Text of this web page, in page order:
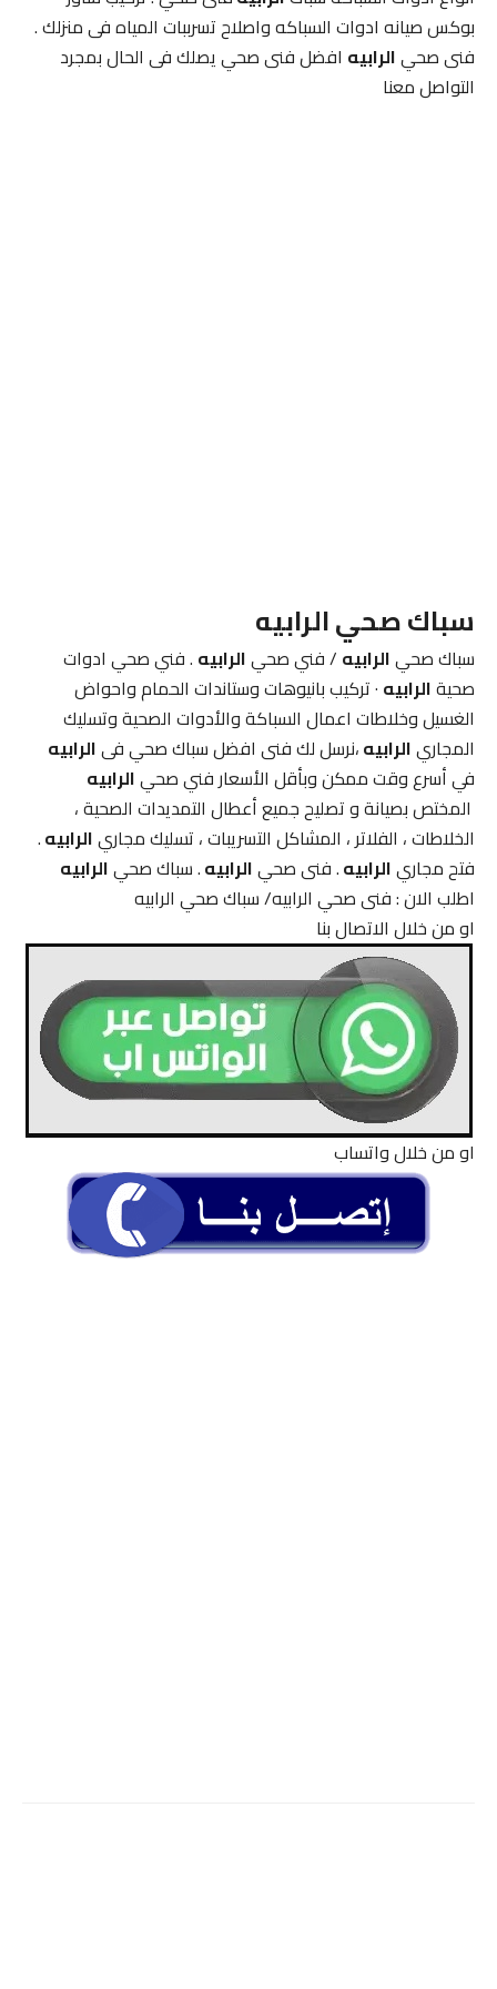
بوكس صيانه ادوات السباكه واصلاح تسرببات المياه فى منزلك .
فنى صحيالرابيهافضل فنى صحي يصلك فى الحال بمجرد
التواصل معنا
سباك صحيالرابيه
سباك صحيالرابيه/ فني صحيالرابيه. فني صحي ادوات
صحيةالرابيه· تركيب بانيوهات وستاندات الحمام واحواض
الغسيل وخلاطات اعمال السباكة والأدوات الصحية وتسليك
المجاريالرابيه،نرسل لك فنى افضل سباك صحي فىالرابيه
في أسرع وقت ممكن وبأقل الأسعار فني صحيالرابيه
المختص بصيانة و تصليح جميع أعطال التمديدات الصحية ،
الخلاطات ، الفلاتر ، المشاكل التسريبات ، تسليك مجاريالرابيه.
فتح مجاريالرابيه. فنى صحيالرابيه. سباك صحيالرابيه
اطلب الان : فنى صحي الرابيه/ سباك صحي الرابيه
او من خلال الاتصال بنا
او من خلال واتساب